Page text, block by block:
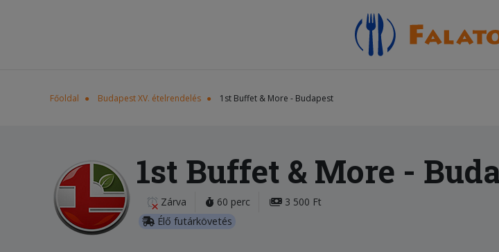
Főoldal Budapest XV. ételrendelés 1st Buffet & More - Budapest
1st Buffet & More -
Zárva 60 perc
3 500 Ft
Élő futárkövetés